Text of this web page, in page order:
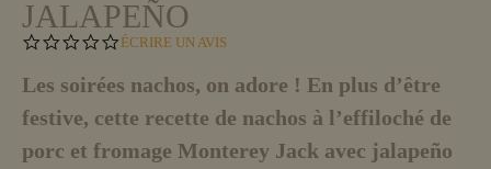
JALAPEÑO
0
S
T
R
ÉCRIRE UN AVIS
Les soirées nachos, on adore ! En plus d’être
festive, cette recette de nachos à l’effiloché de
porc et fromage Monterey Jack avec jalapeño